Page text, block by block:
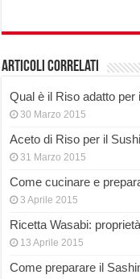
Articoli correlati
Qual è il Riso adatto per
30 Marzo 2015
Aceto di Riso per il
31 Marzo 2015
Come cucinare e
3 Aprile 2015
Ricetta Wasabi:
13 Aprile 2015
Come preparare il